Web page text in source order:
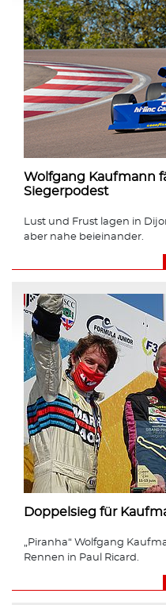
Wolfgang Kaufmann
Siegerpodest
Lust und Frust lagen in
aber nahe beieinander.
Doppelsieg für
„Piranha“ Wolfgang
Rennen in Paul Ricard.